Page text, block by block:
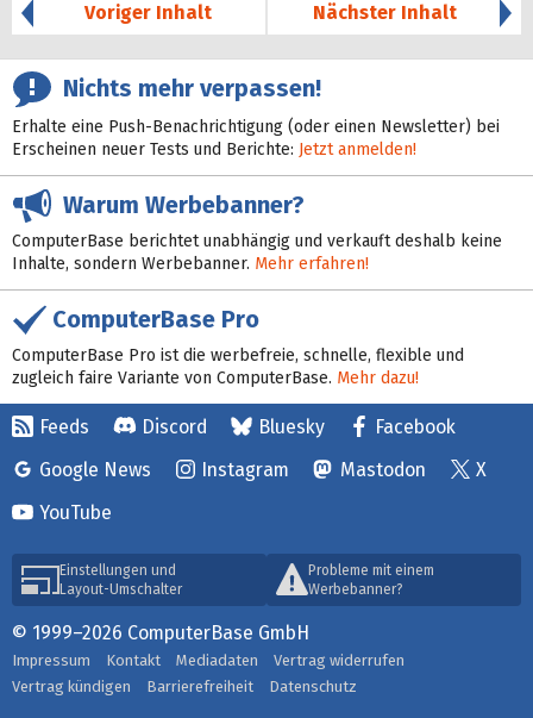
Voriger Inhalt
Nächster Inhalt
Nichts mehr verpassen!
Erhalte eine Push-Benachrichtigung (oder einen Newsletter) bei
Erscheinen neuer Tests und Berichte: Jetzt anmelden!
Warum Werbebanner?
ComputerBase berichtet unabhängig und verkauft deshalb keine
Inhalte, sondern Werbebanner. Mehr erfahren!
ComputerBase Pro
ComputerBase Pro ist die werbefreie, schnelle, flexible und
zugleich faire Variante von ComputerBase. Mehr dazu!
Feeds Discord Bluesky
Facebook
Google News
Instagram Mastodon
X
YouTube
Einstellungen und
Layout-Umschalter
Probleme mit einem
Werbebanner?
© 1999–2026 ComputerBase GmbH
Impressum Kontakt Mediadaten
Vertrag widerrufen
Vertrag kündigen
Barrierefreiheit Datenschutz